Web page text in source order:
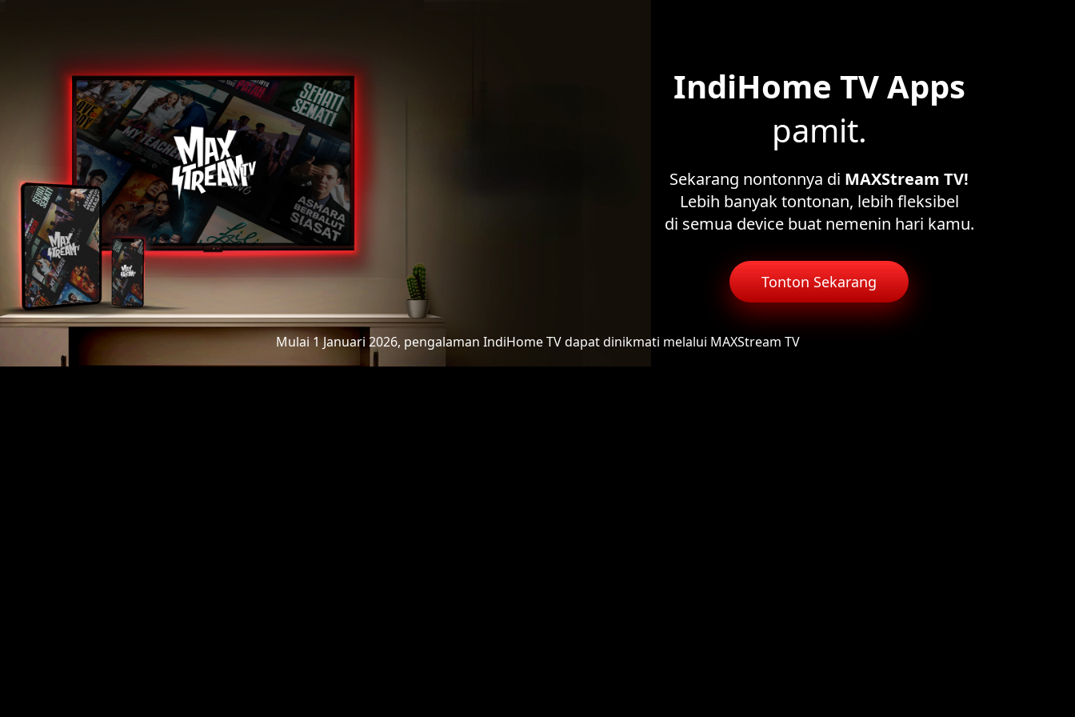
IndiHome TV Apps
pamit.
Sekarang nontonnya di MAXStream TV!
Lebih banyak tontonan, lebih fleksibel
di semua device buat nemenin hari kamu.
Tonton Sekarang
Mulai 1 Januari 2026, pengalaman IndiHome TVdapat dinikmati melalui MAXStream TV